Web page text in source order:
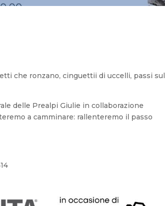
che ronzano, cinguettii di uccelli, passi sul
delle Prealpi Giulie in collaborazione
a camminare: rallenteremo il passo